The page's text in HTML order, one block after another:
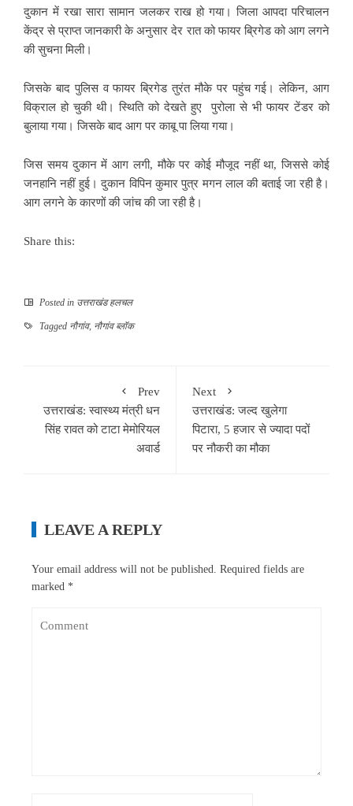
दुकान में रखा सारा सामान जलकर राख हो गया। जिला आपदा परिचालन
केंद्र से प्राप्त जानकारी के अनुसार देर रात को फायर ब्रिगेड को आग लगने
की सुचना मिली।
जिसके बाद पुलिस व फायर ब्रिगेड तुरंत मौके पर पहुंच गई। लेकिन, आग
विक्राल हो चुकी थी। स्थिति को देखते हुए पुरोला से भी फायर टेंडर को
बुलाया गया। जिसके बाद आग पर काबू पा लिया गया।
जिस समय दुकान में आग लगी, मौके पर कोई मौजूद नहीं था, जिससे कोई
जनहानि नहीं हुई। दुकान विपिन कुमार पुत्र मगन लाल की बताई जा रही है।
आग लगने के कारणों की जांच की जा रही है।
Share this:
Posted in उत्तराखंड हलचल
Tagged नौगांव, नौगांव ब्लॉक
Prev
उत्तराखंड: स्वास्थ्य मंत्री धन
सिंह रावत को टाटा मेमोरियल
अवार्ड
Next
उत्तराखंड: जल्द खुलेगा
पिटारा, 5 हजार से ज्यादा पदों
पर नौकरी का मौका
LEAVE A REPLY
Your email address will not be published.
Required fields are
marked *